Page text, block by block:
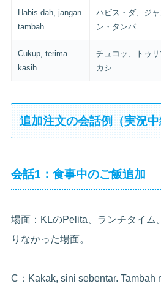
Habis dah, jangan
tambah.
ハビス・ダ、ジ
ン・タンバ
Cukup, terima
kasih.
チュコッ、トゥリ
カシ
追加注文の会話例（実況
会話1：食事中のご飯追加
場面：KLのPelita、ランチタイム
りなかった場面。
C：Kakak, sini sebentar. Tambah